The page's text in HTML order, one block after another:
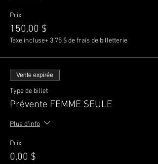
Prix
150,00 $
Taxe incluse+ 3,75 $ de frais de billetterie
Vente expirée
Type de billet
Prévente FEMME SEULE
Plus d'info
Prix
0,00 $